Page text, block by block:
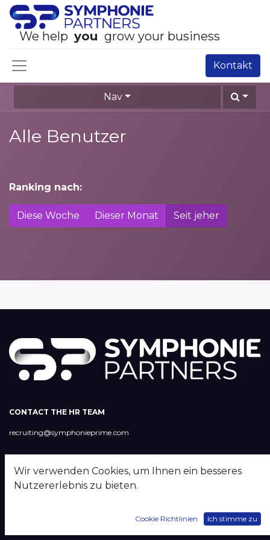
We help you grow your business
Kontakt
Nav
Alle Benutzer
Ranking nach:
Diese Woche Dieser Monat Seit jeher
CONTACT THE HR TEAM
recruiting@symphonieprime.com
SYMPHONIE PARTNERS srl
Via Aurelia 547 - P.IVA 15748651005
Wir verwenden Cookies, um Ihnen ein besseres
Nutzererlebnis zu bieten.
Cookie Richtlinien Ich stimme zu